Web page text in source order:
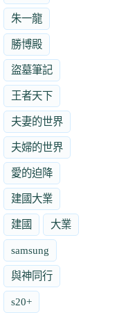
朱一龍
勝博殿
盜墓筆記
王者天下
夫妻的世界
夫婦的世界
愛的迫降
建國大業
建國 大業
samsung
與神同行
s20+